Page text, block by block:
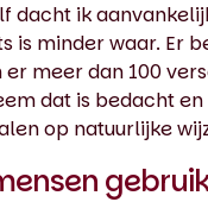
dacht ik
is minder waar. Er
meer dan 100
dat is bedacht
op natuurlijke